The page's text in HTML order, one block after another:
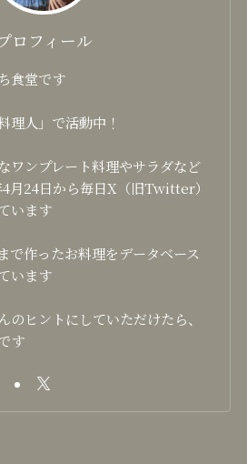
ロフィール
食堂です
理人」で活動中！
ワンプレート料理やサラダなど
月24日から毎日X（旧Twitter）
います
で作ったお料理をデータベース
います
のヒントにしていただけたら、
す